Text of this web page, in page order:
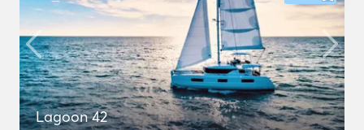
Lagoon 42